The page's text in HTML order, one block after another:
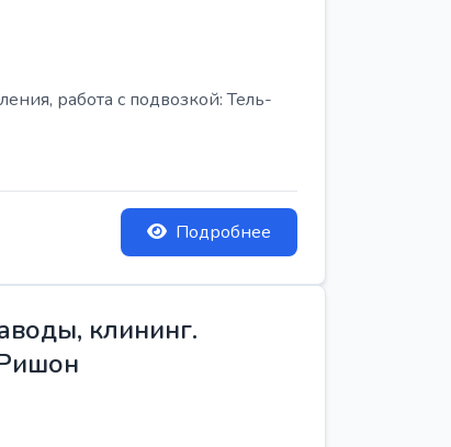
работа с подвозкой: Тель-
Подробнее
клининг.